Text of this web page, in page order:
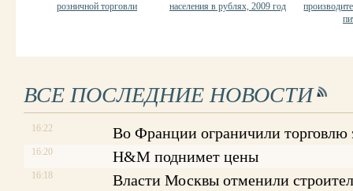
розничной торговли
населения в рублях, 2009 год
ВСЕ ПОСЛЕДНИЕ НОВОСТИ
16:22 Во Франции ограничили торговлю
16:20 H&M поднимет цены
16:18
Власти Москвы отменили